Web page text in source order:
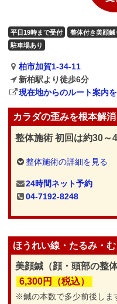
平日19時まで受付 整体付き美顔鍼
駐車場あり
柏市加賀1-34-11
新柏駅より徒歩6分
現在地からのルート案内
カラダの歪みを根本解
整体施術 初回は約30～
整体施術の詳細を見る
24時間ネット予約
04-7192-8248
ほうれい線・たるみ・
美顔鍼（顔・頭部の整体
6,300円（税込）
※鍼の本数で多少前後しま